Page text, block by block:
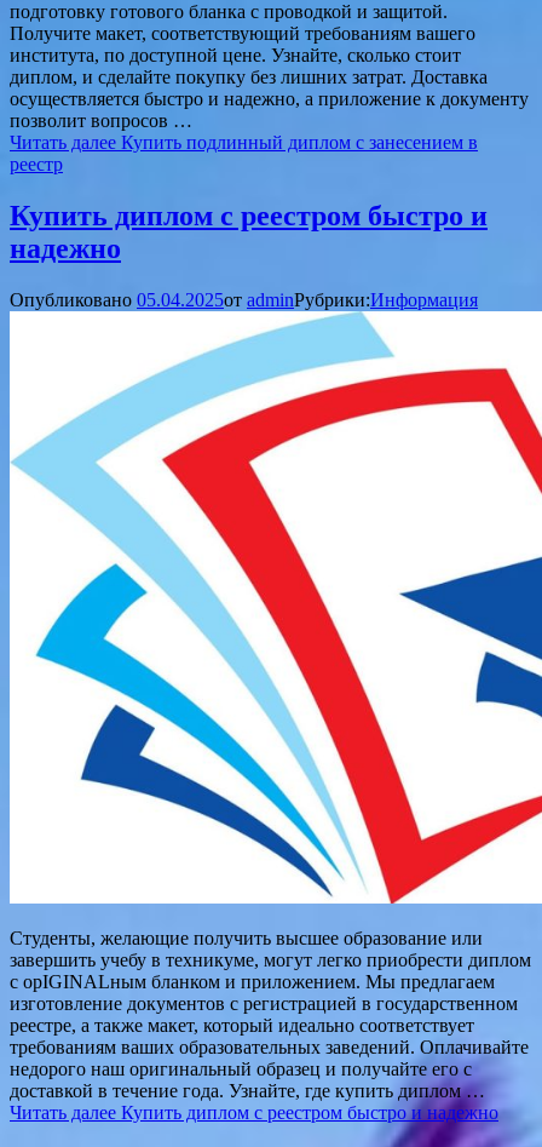
подготовку готового бланка с проводкой и защитой.
Получите макет, соответствующий требованиям вашего
института, по доступной цене. Узнайте, сколько стоит
диплом, и сделайте покупку без лишних затрат. Доставка
осуществляется быстро и надежно, а приложение к документу
позволит вопросов …
Читать далее Купить подлинный диплом с занесением в
реестр
Купить диплом с реестром быстро и
надежно
Опубликовано 05.04.2025от adminРубрики:Информация
Студенты, желающие получить высшее образование или
завершить учебу в техникуме, могут легко приобрести диплом
с орIGINALным бланком и приложением. Мы предлагаем
изготовление документов с регистрацией в государственном
реестре, а также макет, который идеально соответствует
требованиям ваших образовательных заведений. Оплачивайте
недорого наш оригинальный образец и получайте его с
доставкой в течение года. Узнайте, где купить диплом …
Читать далее Купить диплом с реестром быстро и надежно